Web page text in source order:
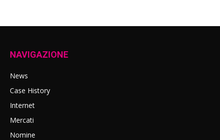
NAVIGAZIONE
News
Case History
Internet
Mercati
Nomine